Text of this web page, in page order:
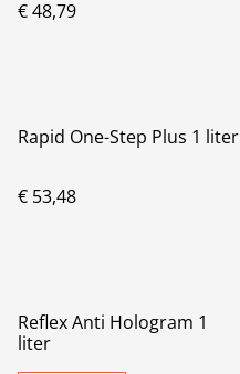
€ 48,79
Rapid One-Step Plus 1 liter
€ 53,48
Reflex Anti Hologram 1
liter